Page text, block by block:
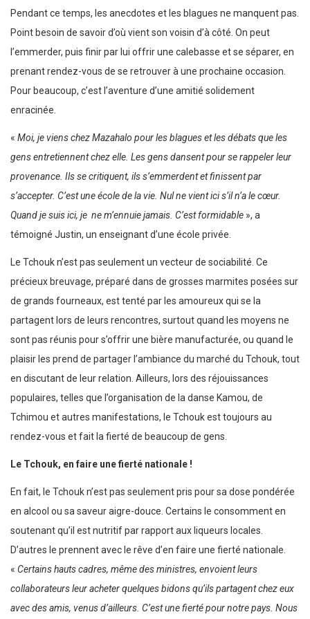
Pendant ce temps, les anecdotes et les blagues ne manquent pas.
Point besoin de savoir d’où vient son voisin d’à côté. On peut
l’emmerder, puis finir par lui offrir une calebasse et se séparer, en
prenant rendez-vous de se retrouver à une prochaine occasion.
Pour beaucoup, c’est l’aventure d’une amitié solidement
enracinée.
« Moi, je viens chez Mazahalo pour les blagues et les débats que les
gens entretiennent chez elle. Les gens dansent pour se rappeler leur
provenance. Ils se critiquent, ils s’emmerdent et finissent par
s’accepter. C’est une école de la vie. Nul ne vient ici s’il n’a le cœur.
Quand je suis ici, je ne m’ennuie jamais. C’est formidable », a
témoigné Justin, un enseignant d’une école privée.
Le Tchouk n’est pas seulement un vecteur de sociabilité. Ce
précieux breuvage, préparé dans de grosses marmites posées sur
de grands fourneaux, est tenté par les amoureux qui se la
partagent lors de leurs rencontres, surtout quand les moyens ne
sont pas réunis pour s’offrir une bière manufacturée, ou quand le
plaisir les prend de partager l’ambiance du marché du Tchouk, tout
en discutant de leur relation. Ailleurs, lors des réjouissances
populaires, telles que l’organisation de la danse Kamou, de
Tchimou et autres manifestations, le Tchouk est toujours au
rendez-vous et fait la fierté de beaucoup de gens.
Le Tchouk, en faire une fierté nationale !
En fait, le Tchouk n’est pas seulement pris pour sa dose pondérée
en alcool ou sa saveur aigre-douce. Certains le consomment en
soutenant qu’il est nutritif par rapport aux liqueurs locales.
D’autres le prennent avec le rêve d’en faire une fierté nationale.
« Certains hauts cadres, même des ministres, envoient leurs
collaborateurs leur acheter quelques bidons qu’ils partagent chez eux
avec des amis, venus d’ailleurs. C’est une fierté pour notre pays. Nous